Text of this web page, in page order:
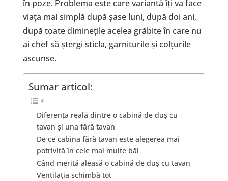
în poze. Problema este care variantă îți va face
viața mai simplă după șase luni, după doi ani,
după toate diminețile acelea grăbite în care nu
ai chef să ștergi sticla, garniturile și colțurile
ascunse.
Sumar articol:
Diferența reală dintre o cabină de duș cu
tavan și una fără tavan
De ce cabina fără tavan este alegerea mai
potrivită în cele mai multe băi
Când merită aleasă o cabină de duș cu tavan
Ventilația schimbă tot